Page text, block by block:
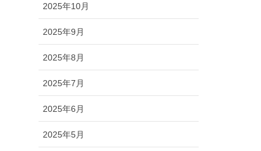
2025年10月
2025年9月
2025年8月
2025年7月
2025年6月
2025年5月